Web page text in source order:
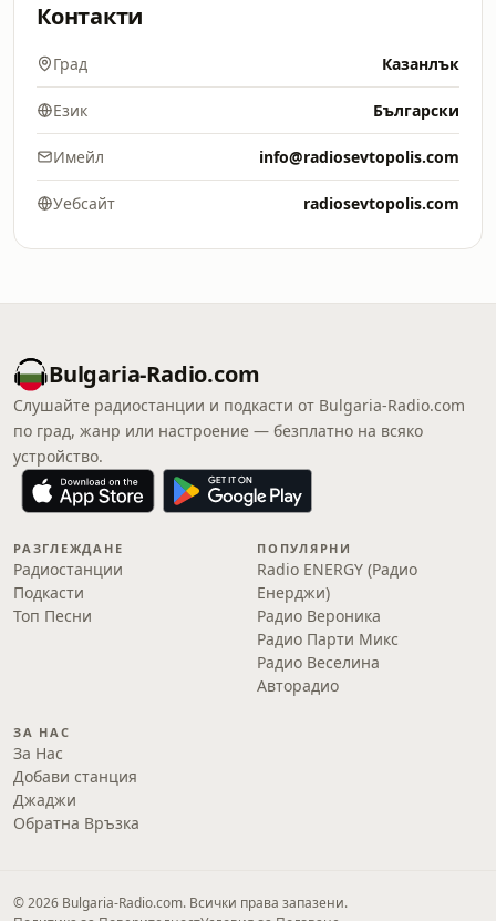
Контакти
Град Казанлък
Език Български
Имейл info@radiosevtopolis.com
Уебсайт radiosevtopolis.com
Bulgaria-Radio.com
Слушайте радиостанции и подкасти от Bulgaria-Radio.com
по град, жанр или настроение — безплатно на всяко
устройство.
РАЗГЛЕЖДАНЕ
Радиостанции
Подкасти
Топ Песни
ПОПУЛЯРНИ
Radio ENERGY (Радио
Енерджи)
Радио Вероника
Радио Парти Микс
Радио Веселина
Авторадио
ЗА НАС
За Нас
Добави станция
Джаджи
Обратна Връзка
© 2026 Bulgaria-Radio.com. Всички права запазени.